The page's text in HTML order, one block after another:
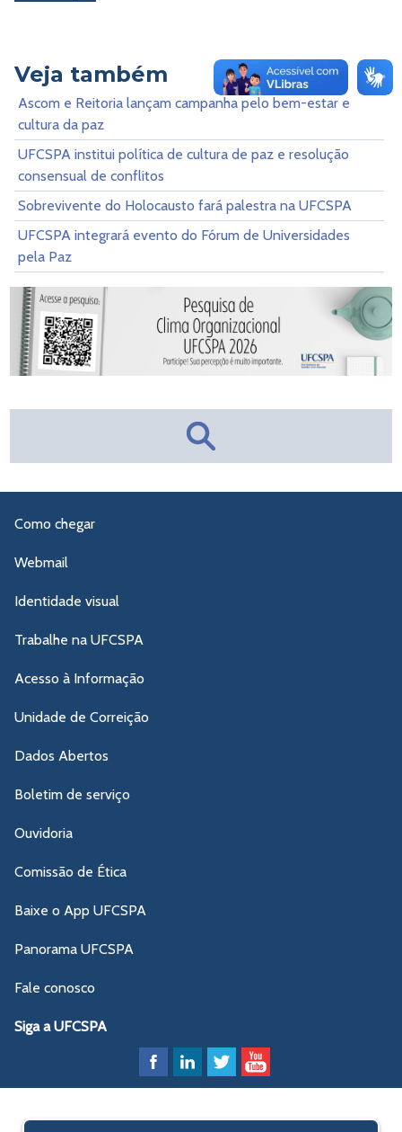
Veja também
Ascom e Reitoria lançam campanha pelo bem-estar e
cultura da paz
UFCSPA institui política de cultura de paz e resolução
consensual de conflitos
Sobrevivente do Holocausto fará palestra na UFCSPA
UFCSPA integrará evento do Fórum de Universidades
pela Paz
Como chegar
Webmail
Identidade visual
Trabalhe na UFCSPA
Acesso à Informação
Unidade de Correição
Dados Abertos
Boletim de serviço
Ouvidoria
Comissão de Ética
Baixe o App UFCSPA
Panorama UFCSPA
Fale conosco
Siga a UFCSPA